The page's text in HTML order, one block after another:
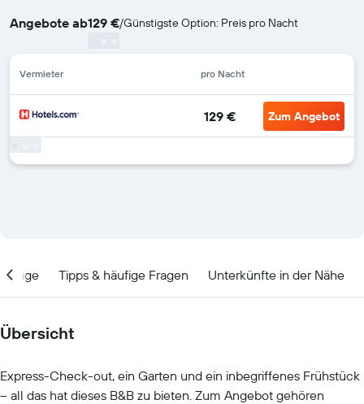
Angebote ab129 €/Günstigste Option: Preis pro Nacht
Vermieter pro Nacht
129 € Zum Angebot
Lage Tipps & häufige Fragen Unterkünfte in der Nähe
Übersicht
Express-Check-out, ein Garten und ein inbegriffenes Frühstück
– all das hat dieses B&B zu bieten. Zum Angebot gehören